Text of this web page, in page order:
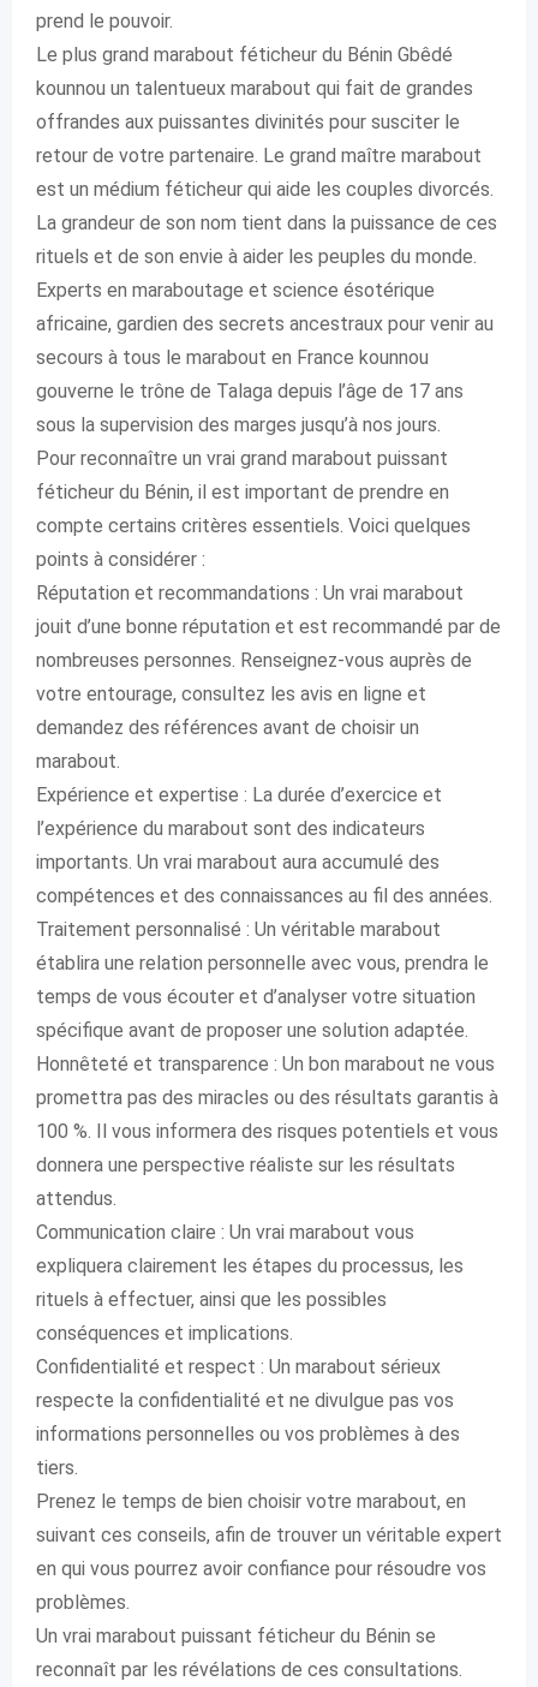
prend le pouvoir.
Le plus grand marabout féticheur du Bénin Gbêdé
kounnou un talentueux marabout qui fait de grandes
offrandes aux puissantes divinités pour susciter le
retour de votre partenaire. Le grand maître marabout
est un médium féticheur qui aide les couples divorcés.
La grandeur de son nom tient dans la puissance de ces
rituels et de son envie à aider les peuples du monde.
Experts en maraboutage et science ésotérique
africaine, gardien des secrets ancestraux pour venir au
secours à tous le marabout en France kounnou
gouverne le trône de Talaga depuis l’âge de 17 ans
sous la supervision des marges jusqu’à nos jours.
Pour reconnaître un vrai grand marabout puissant
féticheur du Bénin, il est important de prendre en
compte certains critères essentiels. Voici quelques
points à considérer :
Réputation et recommandations : Un vrai marabout
jouit d’une bonne réputation et est recommandé par de
nombreuses personnes. Renseignez-vous auprès de
votre entourage, consultez les avis en ligne et
demandez des références avant de choisir un
marabout.
Expérience et expertise : La durée d’exercice et
l’expérience du marabout sont des indicateurs
importants. Un vrai marabout aura accumulé des
compétences et des connaissances au fil des années.
Traitement personnalisé : Un véritable marabout
établira une relation personnelle avec vous, prendra le
temps de vous écouter et d’analyser votre situation
spécifique avant de proposer une solution adaptée.
Honnêteté et transparence : Un bon marabout ne vous
promettra pas des miracles ou des résultats garantis à
100 %. Il vous informera des risques potentiels et vous
donnera une perspective réaliste sur les résultats
attendus.
Communication claire : Un vrai marabout vous
expliquera clairement les étapes du processus, les
rituels à effectuer, ainsi que les possibles
conséquences et implications.
Confidentialité et respect : Un marabout sérieux
respecte la confidentialité et ne divulgue pas vos
informations personnelles ou vos problèmes à des
tiers.
Prenez le temps de bien choisir votre marabout, en
suivant ces conseils, afin de trouver un véritable expert
en qui vous pourrez avoir confiance pour résoudre vos
problèmes.
Un vrai marabout puissant féticheur du Bénin se
reconnaît par les révélations de ces consultations.